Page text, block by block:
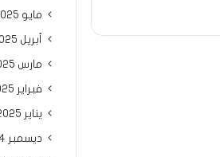
مايو 2025
أبريل 2025
مارس 2025
فبراير 2025
يناير 2025
ديسمبر 2024